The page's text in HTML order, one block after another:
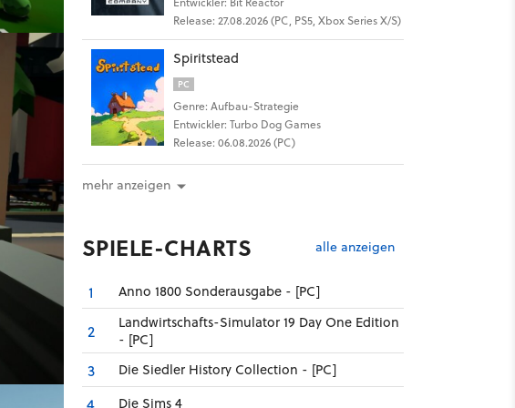
Release: 27.08.2026 (PC, PS5, Xbox Series X/S)
Spiritstead
PC
Genre: Aufbau-Strategie
Entwickler: Turbo Dog Games
Release: 06.08.2026 (PC)
mehr anzeigen
SPIELE-CHARTS alle anzeigen
1 Anno 1800 Sonderausgabe - [PC]
2
Landwirtschafts-Simulator 19 Day One Edition
- [PC]
3 Die Siedler History Collection - [PC]
Die Sims 4